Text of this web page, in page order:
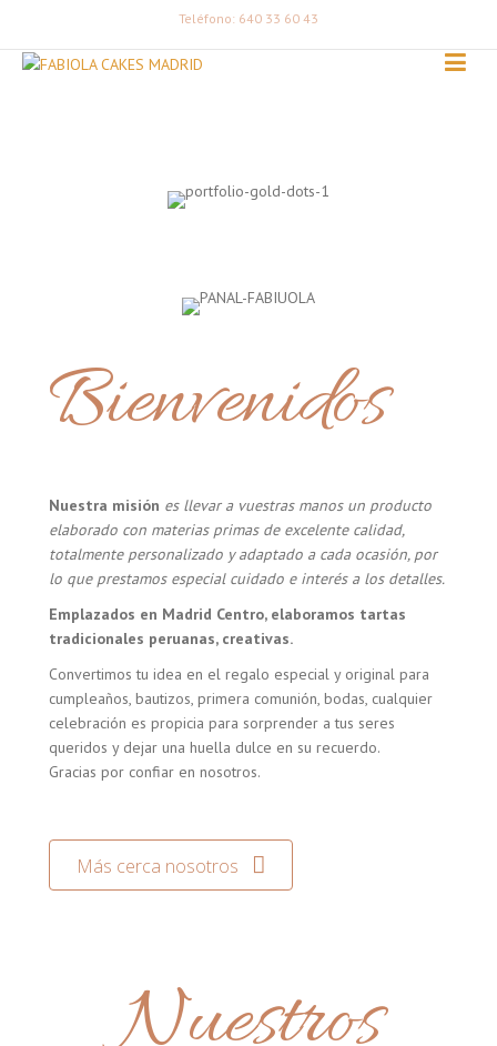
Teléfono: 640 33 60 43
Bienvenidos
Nuestra misión es llevar a vuestras manos un producto
elaborado con materias primas de excelente calidad,
totalmente personalizado y adaptado a cada ocasión, por
lo que prestamos especial cuidado e interés a los detalles.
Emplazados en Madrid Centro, elaboramos tartas
tradicionales peruanas, creativas.
Convertimos tu idea en el regalo especial y original para
cumpleaños, bautizos, primera comunión, bodas, cualquier
celebración es propicia para sorprender a tus seres
queridos y dejar una huella dulce en su recuerdo.
Gracias por confiar en nosotros.
Más cerca nosotros